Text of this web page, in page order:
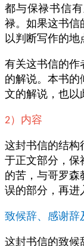
都与保禄书信
禄。如果这书信
以判断写作的地
有关这书信的作
的解说。本书的
文的解说，也以
2）内容
这封书信的结构
于正文部分，保
的苦，与哥罗森
误的部分，再进
致候辞、感谢辞
这封书信的致候